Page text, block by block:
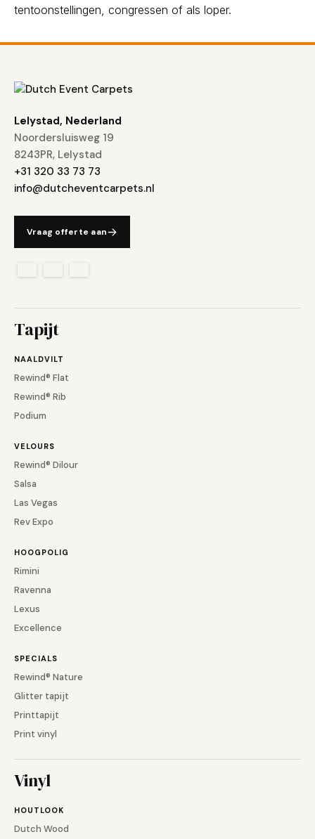
tentoonstellingen, congressen of als loper.
Lelystad, Nederland
Noordersluisweg 19
8243PR, Lelystad
+31 320 33 73 73
info@dutcheventcarpets.nl
Vraag offerte aan
Tapijt
NAALDVILT
Rewind® Flat
Rewind® Rib
Podium
VELOURS
Rewind® Dilour
Salsa
Las Vegas
Rev Expo
HOOGPOLIG
Rimini
Ravenna
Lexus
Excellence
SPECIALS
Rewind® Nature
Glitter tapijt
Printtapijt
Print vinyl
Vinyl
HOUTLOOK
Dutch Wood